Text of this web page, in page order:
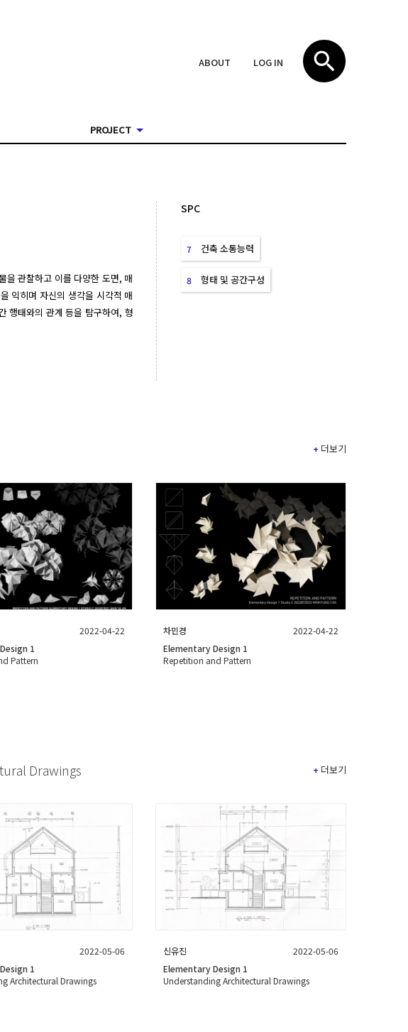
ABOUT LOG IN
PROJECT
을 관찰하고 이를 다양한 도면, 매
익히며 자신의 생각을 시각적 매
행태와의 관계 등을 탐구하여, 형
SPC
7 건축 소통능력
8 형태 및 공간구성
+ 더보기
2022-04-22
1
Pattern
차민경
2022-04-22
Elementary Design 1
Repetition and Pattern
Drawings + 더보기
2022-05-06
1
Architectural Drawings
신유진
2022-05-06
Elementary Design 1
Understanding Architectural Drawings